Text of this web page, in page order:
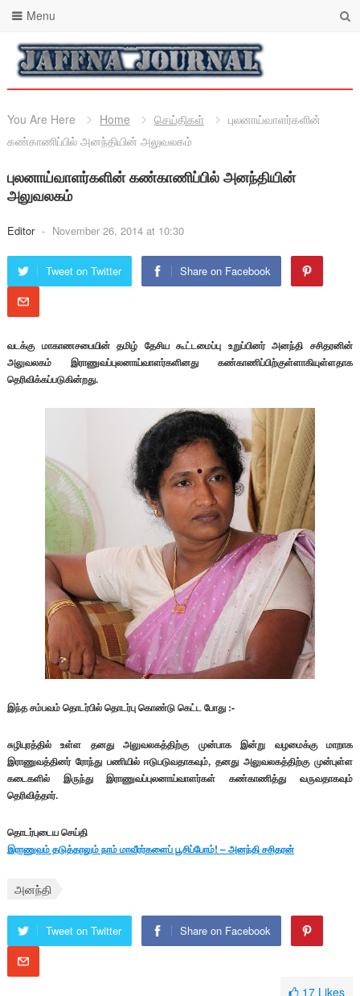
Menu
You Are Here Home செய்திகள்
புலனாய்வாளர்களின்
கண்காணிப்பில் அனந்தியின் அலுவலகம்
புலனாய்வாளர்களின் கண்காணிப்பில் அனந்தியின்
அலுவலகம்
Editor - November 26, 2014 at 10:30
Tweet on Twitter Share on Facebook
வடக்கு மாகாணசபையின் தமிழ் தேசிய கூட்டமைப்பு உறுப்பினர் அனந்தி சசிதரனின்
அலுவலகம் இராணுவப்புலனாய்வாளர்களினது கண்காணிப்பிற்குள்ளாகியுள்ளதாக
தெரிவிக்கப்படுகின்றது.
இந்த சம்பவம் தொடர்பில் தொடர்பு கொண்டு கெட்ட போது :-
சுழிபுரத்தில் உள்ள தனது அலுவலகத்திற்கு முன்பாக இன்று வழமைக்கு மாறாக
இராணுவத்தினர் ரோந்து பணியில் ஈடுபடுவதாகவும், தனது அலுவலகத்திற்கு முன்புள்ள
கடைகளில் இருந்து இராணுவப்புலனாய்வாளர்கள் கண்காணித்து வருவதாகவும்
தெரிவித்தார்.
தொடர்புடைய செய்தி
இராணுவம் தடுத்தாலும் நாம் மாவீரர்களைப் பூசிப்போம்! – அனந்தி சசிதரன்
அனந்தி
Tweet on Twitter Share on Facebook
17 Likes